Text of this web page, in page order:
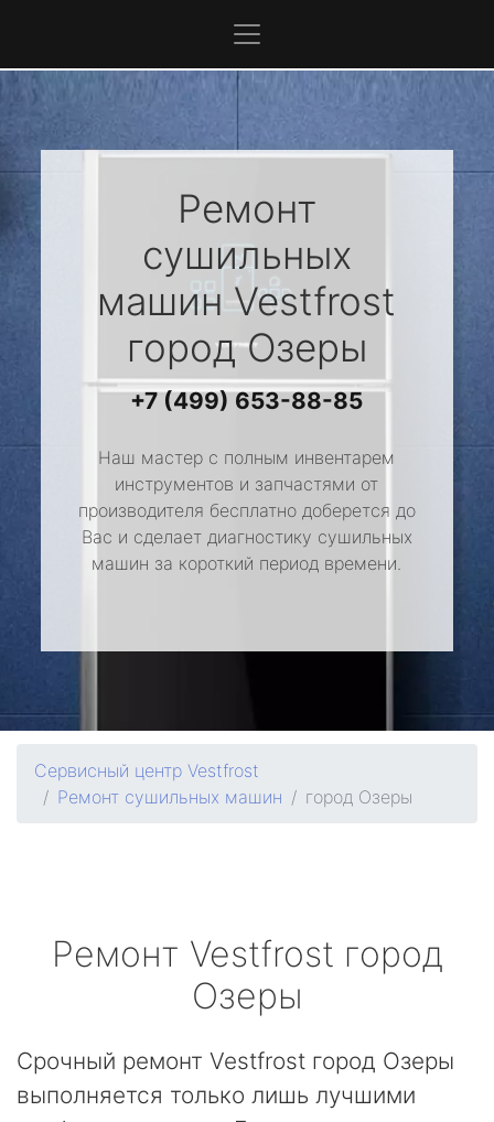
Ремонт
сушильных
машин Vestfrost
город Озеры
+7 (499) 653-88-85
Наш мастер с полным инвентарем
инструментов и запчастями от
производителя бесплатно доберется до
Вас и сделает диагностику сушильных
машин за короткий период времени.
Сервисный центр Vestfrost
Ремонт сушильных машин
город Озеры
Ремонт Vestfrost город
Озеры
Срочный ремонт Vestfrost город Озеры
выполняется только лишь лучшими